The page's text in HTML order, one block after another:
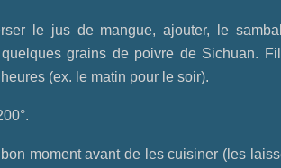
le jus de mangue, ajouter, le
grains de poivre de Sichuan.
(ex. le matin pour le soir).
moment avant de les cuisiner (les